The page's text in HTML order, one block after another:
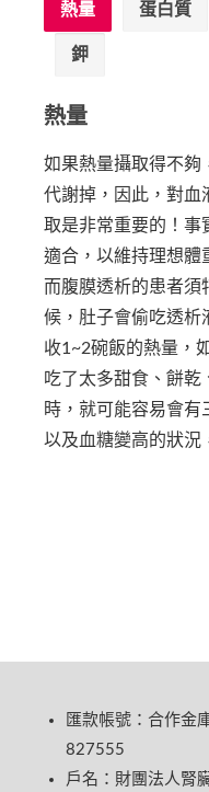
熱量 蛋白質
鉀
熱量
如果熱量攝取得不夠
代謝掉，因此，對血
取是非常重要的！事
適合，以維持理想體
而腹膜透析的患者須
候，肚子會偷吃透析
收1~2碗飯的熱量，
吃了太多甜食、餅乾
時，就可能容易會有
以及血糖變高的狀況
匯款帳號：合作
827555
戶名：財團法人腎